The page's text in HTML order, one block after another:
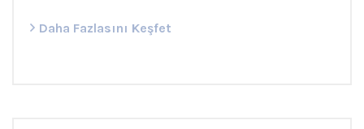
Daha Fazlasını Keşfet